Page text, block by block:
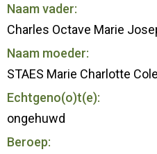
Naam vader:
Charles Octave Marie
Naam moeder:
STAES Marie Charlotte
Echtgeno(o)t(e):
ongehuwd
Beroep: